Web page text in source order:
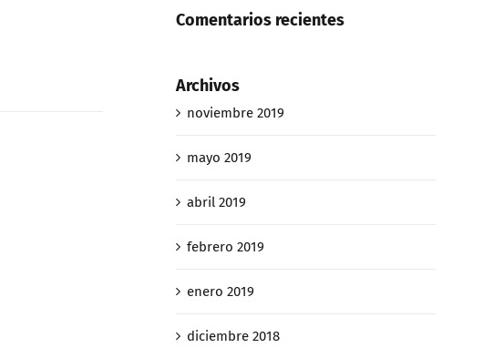
Comentarios recientes
Archivos
noviembre 2019
mayo 2019
abril 2019
febrero 2019
enero 2019
diciembre 2018